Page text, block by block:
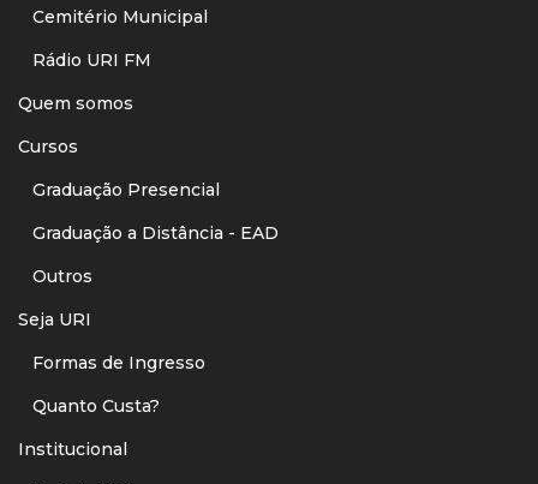
Cemitério Municipal
Rádio URI FM
Quem somos
Cursos
Graduação Presencial
Graduação a Distância - EAD
Outros
Seja URI
Formas de Ingresso
Quanto Custa?
Institucional